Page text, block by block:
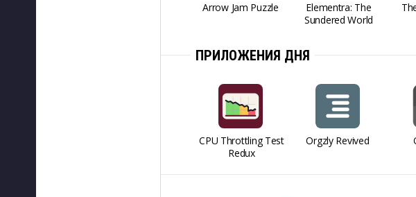
Arrow Jam Puzzle
Elementra: The
Sundered World
ПРИЛОЖЕНИЯ ДНЯ
CPU Throttling Test
Redux
Orgzly Revived